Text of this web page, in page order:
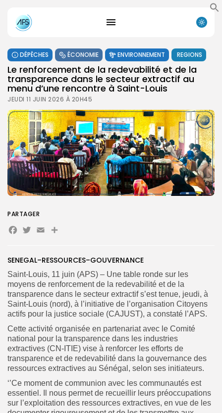
for:
FR
DÉPÊCHES ÉCONOMIE ENVIRONNEMENT REGIONS
Le renforcement de la redevabilité et de la
transparence dans le secteur extractif au
menu d’une rencontre à Saint-Louis
JEUDI 11 JUIN 2026 À 20H45
SENEGAL–RESSOURCES–GOUVERNANCE
Saint-Louis, 11 juin (APS) – Une table ronde sur les
moyens de renforcement de la redevabilité et de la
transparence dans le secteur extractif s’est tenue, jeudi, à
Saint-Louis (nord), à l’initiative de l’organisation Citoyens
actifs pour la justice sociale (CAJUST), a constaté l’APS.
Cette activité organisée en partenariat avec le Comité
national pour la transparence dans les industries
extractives (CN-ITIE) vise à renforcer les efforts de
transparence et de redevabilité dans la gouvernance des
ressources extractives au Sénégal, selon ses initiateurs.
‘’Ce moment de communion avec les communautés est
essentiel. Il nous permet de recueillir leurs préoccupations
sur l’exploitation des ressources extractives, en vue de les
PARTAGER
Facebook
Twitter
EmailPartager